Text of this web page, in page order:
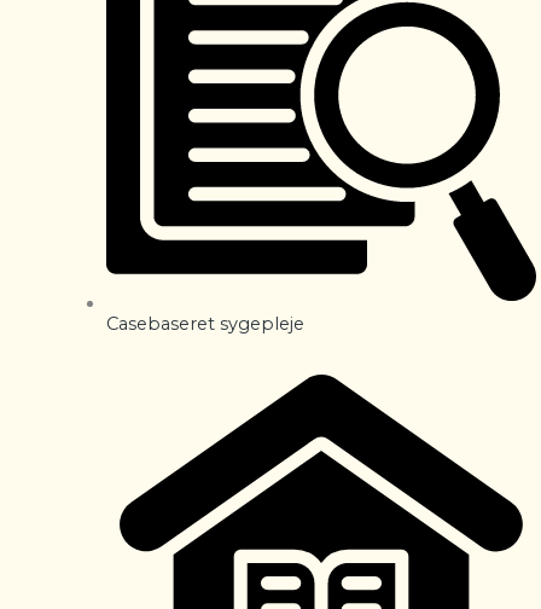
Casebaseret sygepleje